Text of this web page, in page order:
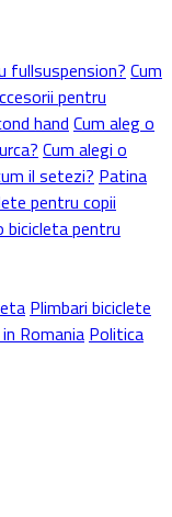
fullsuspension? Cum
pentru
hand Cum aleg o
Cum alegi o
il setezi? Patina
pentru copii
bicicleta pentru
Plimbari biciclete
Romania Politica